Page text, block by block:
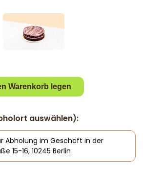
Warenkorb legen
auswählen):
Abholung im Geschäft in der
15-16, 10245 Berlin